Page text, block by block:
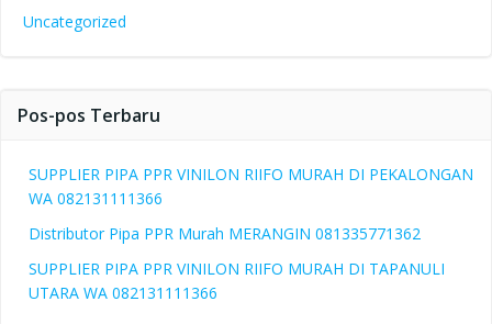
Uncategorized
Pos-pos Terbaru
SUPPLIER PIPA PPR VINILON RIIFO MURAH DI PEKALONGAN
WA 082131111366
Distributor Pipa PPR Murah MERANGIN 081335771362
SUPPLIER PIPA PPR VINILON RIIFO MURAH DI TAPANULI
UTARA WA 082131111366